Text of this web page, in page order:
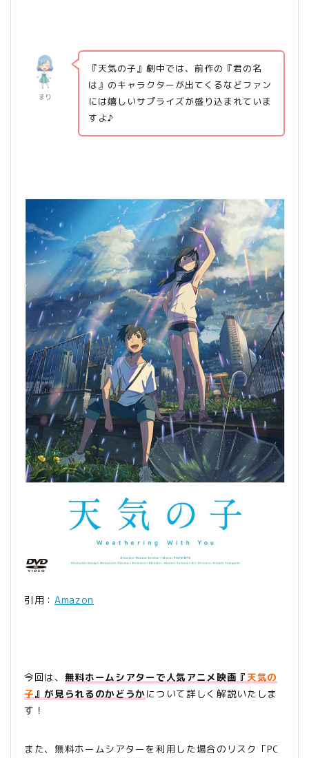
まり
『天気の子』劇中では、前作の『君の名
は』のキャラクターが出てくるなどファン
には嬉しいサプライズが盛り込まれていま
すよ♪
引用：Amazon
今回は、 無料ホームシアターで人気アニメ映画『 天気の
子』が見られるのかどうか について詳しく解説いたしま
す！
また、無料ホームシアターを利用した場合のリスク「PC